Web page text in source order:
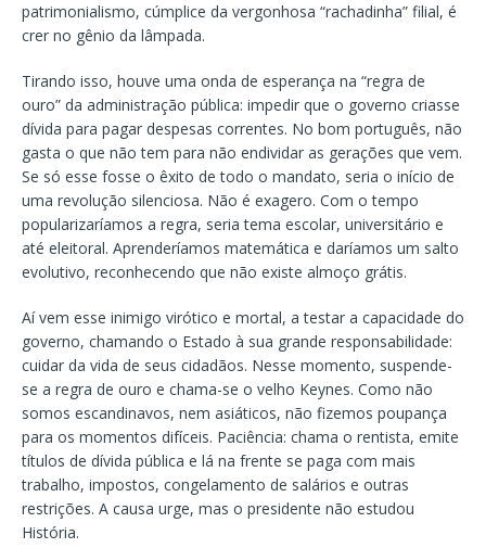
patrimonialismo, cúmplice da vergonhosa “rachadinha” filial, é
crer no gênio da lâmpada.
Tirando isso, houve uma onda de esperança na “regra de
ouro” da administração pública: impedir que o governo criasse
dívida para pagar despesas correntes. No bom português, não
gasta o que não tem para não endividar as gerações que vem.
Se só esse fosse o êxito de todo o mandato, seria o início de
uma revolução silenciosa. Não é exagero. Com o tempo
popularizaríamos a regra, seria tema escolar, universitário e
até eleitoral. Aprenderíamos matemática e daríamos um salto
evolutivo, reconhecendo que não existe almoço grátis.
Aí vem esse inimigo virótico e mortal, a testar a capacidade do
governo, chamando o Estado à sua grande responsabilidade:
cuidar da vida de seus cidadãos. Nesse momento, suspende-
se a regra de ouro e chama-se o velho Keynes. Como não
somos escandinavos, nem asiáticos, não fizemos poupança
para os momentos difíceis. Paciência: chama o rentista, emite
títulos de dívida pública e lá na frente se paga com mais
trabalho, impostos, congelamento de salários e outras
restrições. A causa urge, mas o presidente não estudou
História.